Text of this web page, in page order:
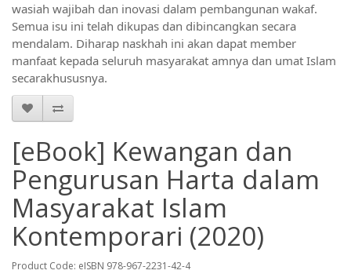
wasiah wajibah dan inovasi dalam pembangunan wakaf.
Semua isu ini telah dikupas dan dibincangkan secara
mendalam. Diharap naskhah ini akan dapat member
manfaat kepada seluruh masyarakat amnya dan umat Islam
secarakhususnya.
[eBook] Kewangan dan
Pengurusan Harta dalam
Masyarakat Islam
Kontemporari (2020)
Product Code: eISBN 978-967-2231-42-4